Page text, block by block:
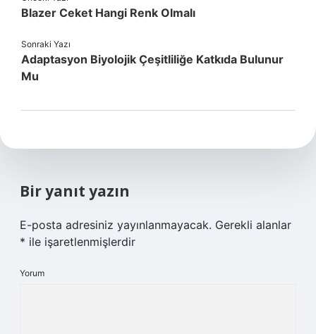
Blazer Ceket Hangi Renk Olmalı
Sonraki Yazı
Adaptasyon Biyolojik Çeşitliliğe Katkıda Bulunur
Mu
Bir yanıt yazın
E-posta adresiniz yayınlanmayacak. Gerekli alanlar
* ile işaretlenmişlerdir
Yorum